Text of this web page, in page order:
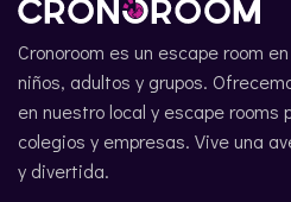
Cronoroom es un escape room
niños, adultos y grupos.
en nuestro local y escape rooms
colegios y empresas. Vive una
y divertida.